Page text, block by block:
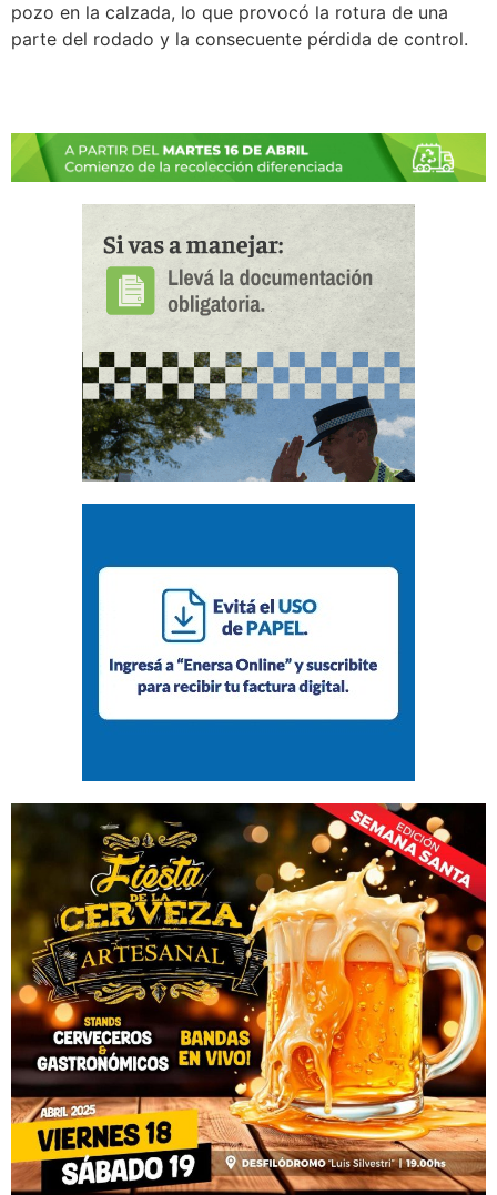
pozo en la calzada, lo que provocó la rotura de una
parte del rodado y la consecuente pérdida de control.